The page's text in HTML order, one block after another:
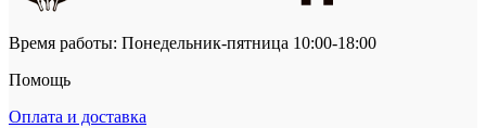
Время работы: Понедельник-пятница 10:00-18:00
Помощь
Оплата и доставка